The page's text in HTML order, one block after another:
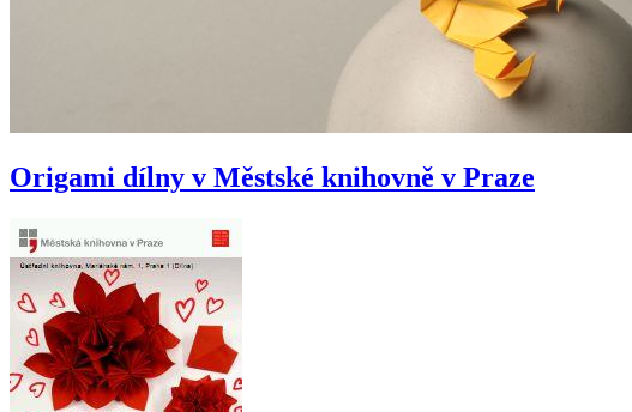
Origami dílny v Městské knihovně v Praze